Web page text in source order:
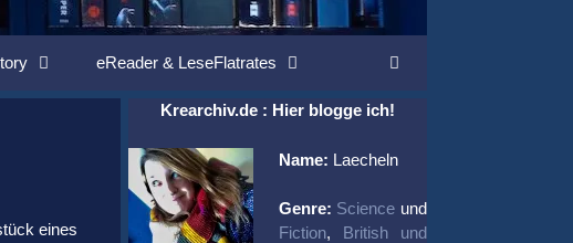
eReader & LeseFlatrates
eines
Krearchiv.de : Hier blogge ich!
Name: Laecheln
Genre: Science und
Fiction, British und